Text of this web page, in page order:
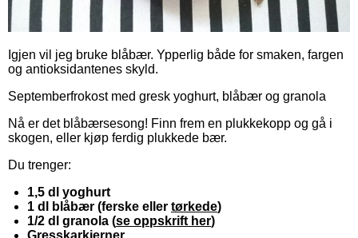
Igjen vil jeg bruke blåbær. Ypperlig både for smaken, fargen
og antioksidantenes skyld.
Septemberfrokost med gresk yoghurt, blåbær og granola
Nå er det blåbærsesong! Finn frem en plukkekopp og gå i
skogen, eller kjøp ferdig plukkede bær.
Du trenger:
1,5 dl yoghurt
1 dl blåbær (ferske eller tørkede)
1/2 dl granola (se oppskrift her)